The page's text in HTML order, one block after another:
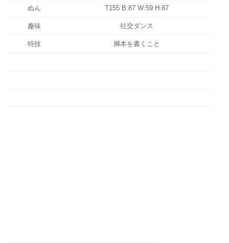
ぬん T155 B:87 W:59 H:87
趣味 社交ダンス
特技 脚本を書くこと